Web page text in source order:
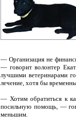
— Организация не
— говорит волонтер
лучшими ветеринарами
лечение, хотя бы
— Хотим обратиться к
посильную помощь, —
меньшим.